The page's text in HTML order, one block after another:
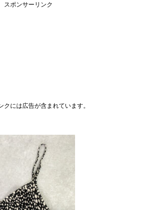
スポンサーリンク
クには広告が含まれています。